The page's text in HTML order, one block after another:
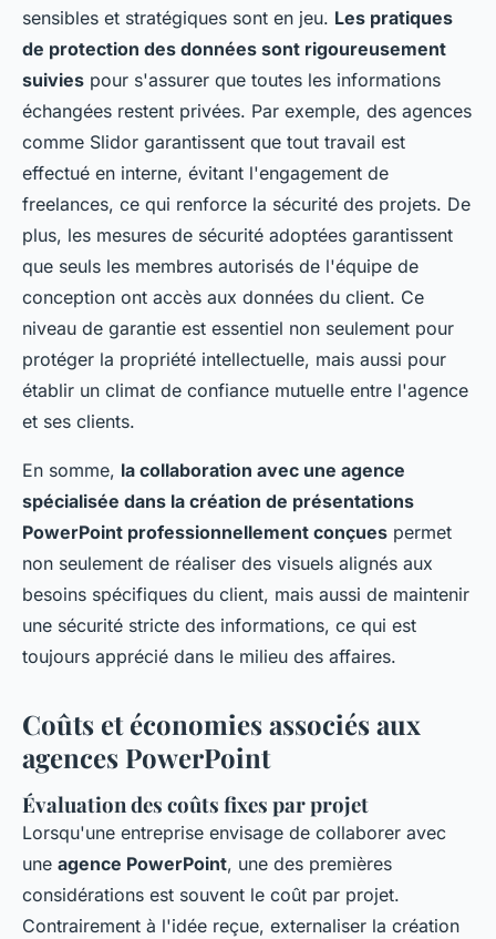
sensibles et stratégiques sont en jeu. Les pratiques
de protection des données sont rigoureusement
suivies pour s'assurer que toutes les informations
échangées restent privées. Par exemple, des agences
comme Slidor garantissent que tout travail est
effectué en interne, évitant l'engagement de
freelances, ce qui renforce la sécurité des projets. De
plus, les mesures de sécurité adoptées garantissent
que seuls les membres autorisés de l'équipe de
conception ont accès aux données du client. Ce
niveau de garantie est essentiel non seulement pour
protéger la propriété intellectuelle, mais aussi pour
établir un climat de confiance mutuelle entre l'agence
et ses clients.
En somme, la collaboration avec une agence
spécialisée dans la création de présentations
PowerPoint professionnellement conçues permet
non seulement de réaliser des visuels alignés aux
besoins spécifiques du client, mais aussi de maintenir
une sécurité stricte des informations, ce qui est
toujours apprécié dans le milieu des affaires.
Coûts et économies associés aux
agences PowerPoint
Évaluation des coûts fixes par projet
Lorsqu'une entreprise envisage de collaborer avec
une agence PowerPoint, une des premières
considérations est souvent le coût par projet.
Contrairement à l'idée reçue, externaliser la création